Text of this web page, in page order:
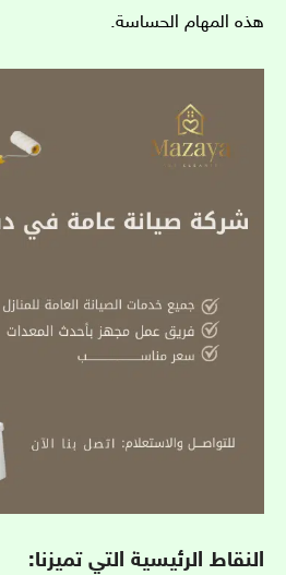
هذه المهام الحساسة.
النقاط الرئيسية التي تميزنا: